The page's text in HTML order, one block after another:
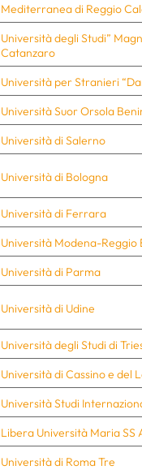
Mediterranea di Reggio
Università degli Studi”
Catanzaro
Università per Stranieri
Università Suor Orsola
Università di Salerno
Università di Bologna
Università di Ferrara
Università Modena-Reggio
Università di Parma
Università di Udine
Università degli Studi di
Università di Cassino e del
Università Studi
Libera Università Maria SS
Università di Roma Tre